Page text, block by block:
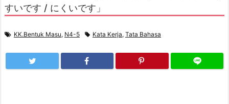
すいです / にくいです」
KK.Bentuk Masu, N4-5 Kata Kerja, Tata Bahasa